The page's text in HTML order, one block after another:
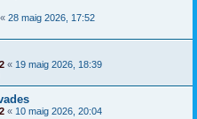
« 28 maig 2026, 17:52
« 19 maig 2026, 18:39
« 10 maig 2026, 20:04